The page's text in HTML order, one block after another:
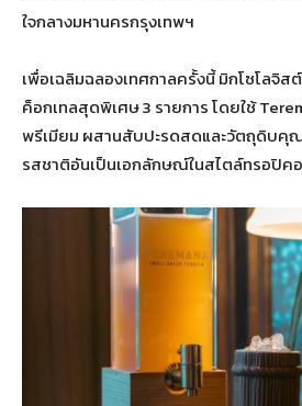
ใจกลางมหานครกรุงเทพฯ
เพื่อเฉลิมฉลองเทศกาลครั้งนี้ มิกโซโลจิ
ค็อกเทลสุดพิเศษ 3 รายการ โดยใช้
พรีเมียม ผสานสับปะรดสดและวัตถุดิบคุ
รสชาติอันเป็นเอกลักษณ์ในสไตล์ทรอปิค